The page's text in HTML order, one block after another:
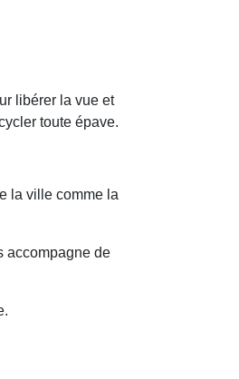
libérer la vue et
toute épave.
la ville comme la
accompagne de